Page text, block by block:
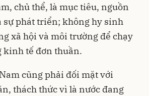
chủ thể, là mục tiêu, nguồn
sự phát triển; không hy sinh
xã hội và môi trường để chạy
kinh tế đơn thuần.
cũng phải đối mặt với
thách thức vì là nước đang